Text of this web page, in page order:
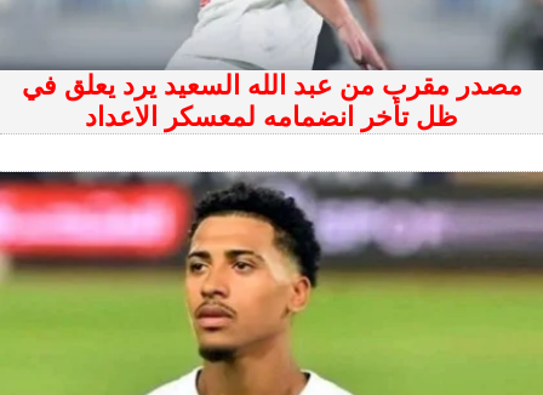
مصدر مقرب من عبد الله السعيد يرد يعلق في
ظل تأخر انضمامه لمعسكر الاعداد